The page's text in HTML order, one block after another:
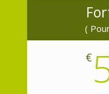
(
€